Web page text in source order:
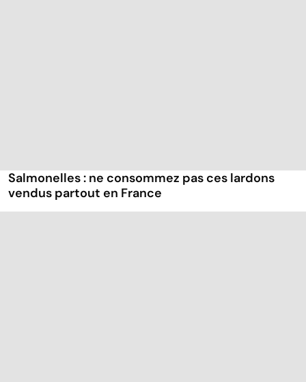
Salmonelles : ne consommez pas ces lardons
vendus partout en France